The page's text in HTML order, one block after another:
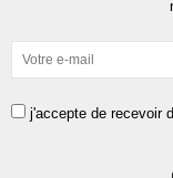
j'accepte de recevoir